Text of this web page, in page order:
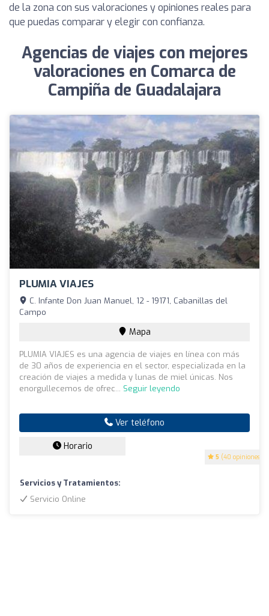
de la zona con sus valoraciones y opiniones reales para
que puedas comparar y elegir con confianza.
Agencias de viajes con mejores
valoraciones en Comarca de
Campiña de Guadalajara
PLUMIA VIAJES
5 (40 opiniones)
C. Infante Don Juan Manuel, 12 - 19171, Cabanillas del
Campo
Mapa
PLUMIA VIAJES es una agencia de viajes en línea con más
de 30 años de experiencia en el sector, especializada en la
creación de viajes a medida y lunas de miel únicas. Nos
enorgullecemos de ofrec... Seguir leyendo
Ver teléfono
Horario
Servicios y Tratamientos:
Servicio Online